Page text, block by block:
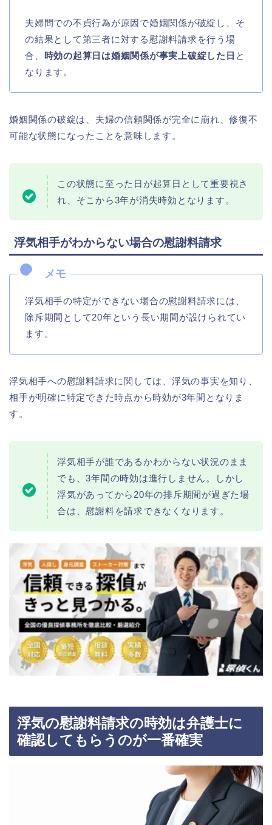
夫婦間での不貞行為が原因で婚姻関係が破綻し、そ
の結果として第三者に対する慰謝料請求を行う場
合、 時効の起算日は婚姻関係が事実上破綻した日 と
なります。
婚姻関係の破綻は、夫婦の信頼関係が完全に崩れ、修復不
可能な状態になったことを意味します。
この状態に至った日が起算日として重要視さ
れ、そこから3年が消失時効となります。
浮気相手がわからない場合の慰謝料請求
浮気相手の特定ができない場合の慰謝料請求には、
除斥期間として20年という長い期間が設けられてい
ます。
浮気相手への慰謝料請求に関しては、浮気の事実を知り、
相手が明確に特定できた時点から時効が3年間となりま
す。
浮気相手が誰であるかわからない状況のまま
でも、3年間の時効は進行しません。しかし
浮気があってから20年の排斥期間が過ぎた場
合は、慰謝料を請求できなくなります。
浮気の慰謝料請求の時効は弁護士に
確認してもらうのが一番確実